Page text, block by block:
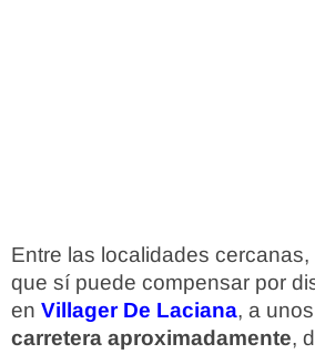
Entre las localidades
que sí puede compensar por
en Villager De Laciana, a unos
carretera aproximadamente,